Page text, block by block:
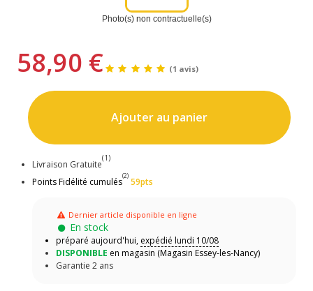
Photo(s) non contractuelle(s)
58,90 € (1 avis)
Ajouter au panier
Livraison Gratuite
(1)
Points Fidélité cumulés
(2)
59pts
Dernier article disponible en ligne
En stock
préparé aujourd'hui, expédié lundi 10/08
DISPONIBLE
en magasin (Magasin Essey-les-Nancy)
Garantie 2 ans